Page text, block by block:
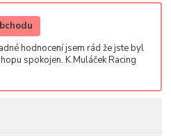
hodnocení jsem rád že jste byl
spokojen. K.Muláček Racing